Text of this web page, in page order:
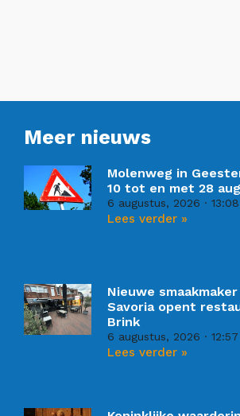
Meer nieuws
Molenweg in
10 tot en met 28
6 augustus, 2026 13:08
Lees verder »
Nieuwe
Savoria opent
Brink
6 augustus, 2026 12:57
Lees verder »